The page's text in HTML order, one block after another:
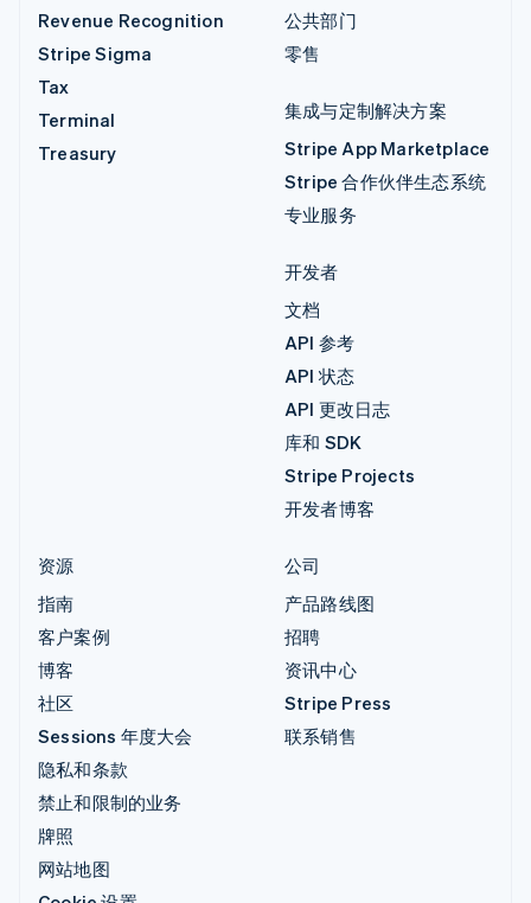
Revenue Recognition
Stripe Sigma
Tax
Terminal
Treasury
公共部门
零售
集成与定制解决方案
Stripe App Marketplace
Stripe 合作伙伴生态系统
专业服务
开发者
文档
API 参考
API 状态
API 更改日志
库和 SDK
Stripe Projects
开发者博客
资源
指南
客户案例
博客
社区
Sessions 年度大会
隐私和条款
禁止和限制的业务
牌照
网站地图
公司
产品路线图
招聘
资讯中心
Stripe Press
联系销售